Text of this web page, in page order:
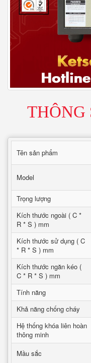
THÔNG
Tên sản phẩm
Model
Trọng lượng
Kích thước ngoài ( C *
R * S ) mm
Kích thước sử dụng ( C
* R * S ) mm
Kích thước ngăn kéo (
C * R * S ) mm
Tính năng
Khả năng chống cháy
Hệ thống khóa liên hoàn
thông minh
Mầu sắc